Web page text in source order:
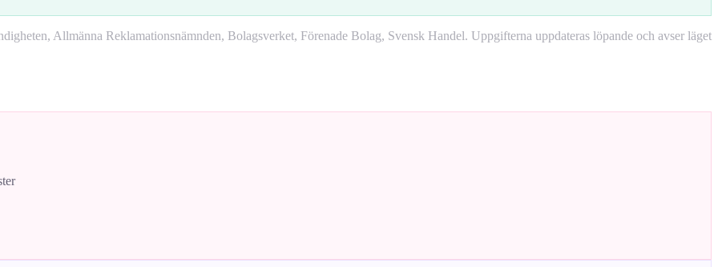
Allmänna Reklamationsnämnden, Bolagsverket, Förenade Bolag, Svensk Handel. Uppgifterna uppdateras löpande och avser läget